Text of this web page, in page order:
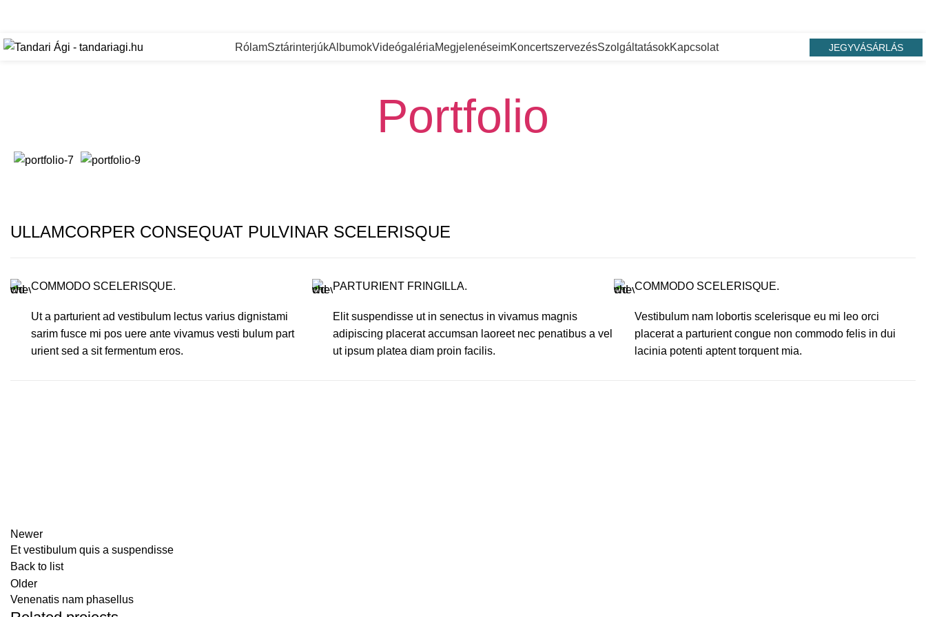
RólamSztárinterjúkAlbumokVideógalériaMegjelenéseimKoncertszervezésSzolgáltatásokKapcsolat JEGYVÁSÁRLÁS
Portfolio
ULLAMCORPER CONSEQUAT PULVINAR SCELERISQUE
COMMODO SCELERISQUE.
Ut a parturient ad vestibulum lectus varius dignistami
sarim fusce mi pos uere ante vivamus vesti bulum part
urient sed a sit fermentum eros.
PARTURIENT FRINGILLA.
Elit suspendisse ut in senectus in vivamus magnis
adipiscing placerat accumsan laoreet nec penatibus a vel
ut ipsum platea diam proin facilis.
COMMODO SCELERISQUE.
Vestibulum nam lobortis scelerisque eu mi leo orci
placerat a parturient congue non commodo felis in dui
lacinia potenti aptent torquent mia.
Newer
Et vestibulum quis a suspendisse
Back to list
Older
Venenatis nam phasellus